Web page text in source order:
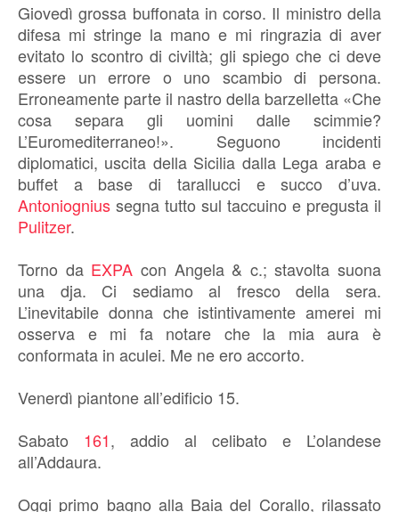
Giovedì grossa buffonata in corso. Il ministro della
difesa mi stringe la mano e mi ringrazia di aver
evitato lo scontro di civiltà; gli spiego che ci deve
essere un errore o uno scambio di persona.
Erroneamente parte il nastro della barzelletta «Che
cosa separa gli uomini dalle scimmie?
L’Euromediterraneo!». Seguono incidenti
diplomatici, uscita della Sicilia dalla Lega araba e
buffet a base di tarallucci e succo d’uva.
Antoniognius segna tutto sul taccuino e pregusta il
Pulitzer.
Torno da EXPA con Angela & c.; stavolta suona
una dja. Ci sediamo al fresco della sera.
L’inevitabile donna che istintivamente amerei mi
osserva e mi fa notare che la mia aura è
conformata in aculei. Me ne ero accorto.
Venerdì piantone all’edificio 15.
Sabato 161, addio al celibato e L’olandese
all’Addaura.
Oggi primo bagno alla Baia del Corallo, rilassato